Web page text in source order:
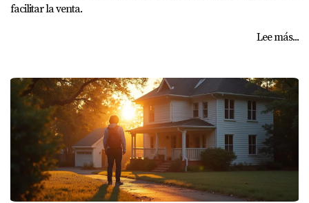
facilitar la venta.
Lee más...